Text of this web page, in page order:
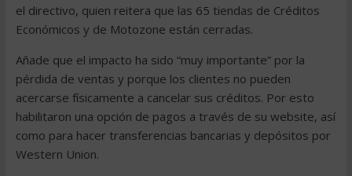
el directivo, quien reitera que las 65 tiendas de Créditos
Económicos y de Motozone están cerradas.
Añade que el impacto ha sido “muy importante” por la
pérdida de ventas y porque los clientes no pueden
acercarse físicamente a cancelar sus créditos. Por esto
habilitaron una opción de pagos a través de su website, así
como para hacer transferencias bancarias y depósitos por
Western Union.